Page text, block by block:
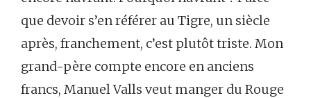
que devoir s’en référer au Tigre, un siècle
après, franchement, c’est plutôt triste. Mon
grand-père compte encore en anciens
francs, Manuel Valls veut manger du Rouge